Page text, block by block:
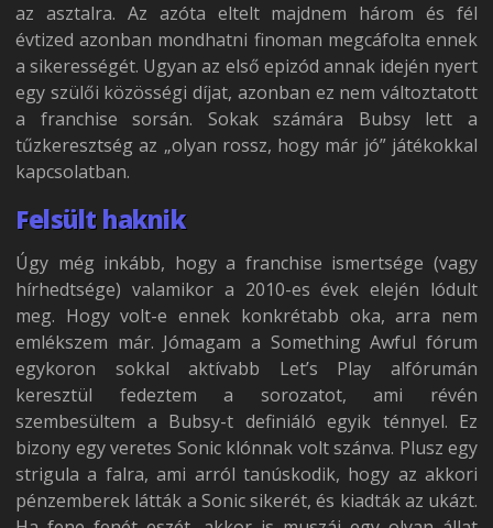
az asztalra. Az azóta eltelt majdnem három és fél
évtized azonban mondhatni finoman megcáfolta ennek
a sikerességét. Ugyan az első epizód annak idején nyert
egy szülői közösségi díjat, azonban ez nem változtatott
a franchise sorsán. Sokak számára Bubsy lett a
tűzkeresztség az „olyan rossz, hogy már jó” játékokkal
kapcsolatban.
Felsült haknik
Úgy még inkább, hogy a franchise ismertsége (vagy
hírhedtsége) valamikor a 2010-es évek elején lódult
meg. Hogy volt-e ennek konkrétabb oka, arra nem
emlékszem már. Jómagam a Something Awful fórum
egykoron sokkal aktívabb Let’s Play alfórumán
keresztül fedeztem a sorozatot, ami révén
szembesültem a Bubsy-t definiáló egyik ténnyel. Ez
bizony egy veretes Sonic klónnak volt szánva. Plusz egy
strigula a falra, ami arról tanúskodik, hogy az akkori
pénzemberek látták a Sonic sikerét, és kiadták az ukázt.